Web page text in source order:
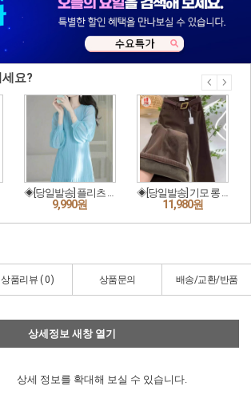
상품리뷰 (0) 상품문의 배송/교환/반품
상세정보 새창 열기
상세 정보를 확대해 보실 수 있습니다.